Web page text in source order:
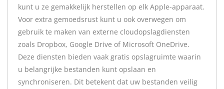
kunt u ze gemakkelijk herstellen op elk Apple-apparaat.
Voor extra gemoedsrust kunt u ook overwegen om
gebruik te maken van externe cloudopslagdiensten
zoals Dropbox, Google Drive of Microsoft OneDrive.
Deze diensten bieden vaak gratis opslagruimte waarin
u belangrijke bestanden kunt opslaan en
synchroniseren. Dit betekent dat uw bestanden veilig